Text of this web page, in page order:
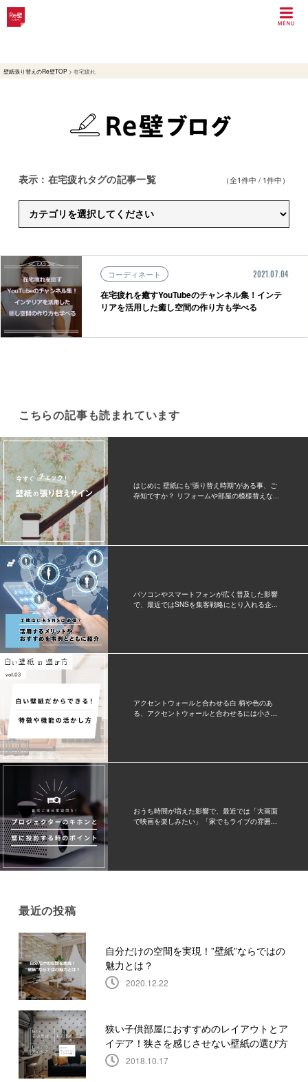
壁紙張り替えのRe壁TOP > 在宅疲れ
表示：在宅疲れタグの記事一覧 （全1件中 / 1件中）
コーディネート 2021.07.04
在宅疲れを癒すYouTubeのチャンネル集！インテ
リアを活用した癒し空間の作り方も学べる
こちらの記事も読まれています
はじめに 壁紙にも“張り替え時期”がある事、ご
存知ですか？ リフォームや部屋の模様替えな...
パソコンやスマートフォンが広く普及した影響
で、最近ではSNSを集客戦略にとり入れる企...
アクセントウォールと合わせる白 柄や色のあ
る、アクセントウォールと合わせるには小さ...
おうち時間が増えた影響で、最近では「大画面
で映画を楽しみたい」「家でもライブの雰囲...
最近の投稿
自分だけの空間を実現！”壁紙”ならではの
魅力とは？
2020.12.22
狭い子供部屋におすすめのレイアウトとア
イデア！狭さを感じさせない壁紙の選び方
2018.10.17